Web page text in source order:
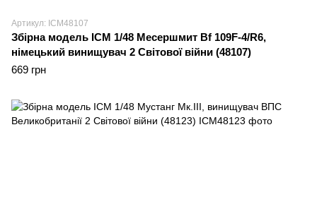
Артикул: ICM48107
Збірна модель ICM 1/48 Месершмит Bf 109F-4/R6,
німецький винищувач 2 Світової війни (48107)
669 грн